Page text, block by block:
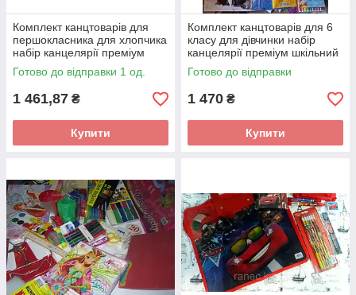
Комплект канцтоварів для
першокласника для хлопчика
набір канцелярії преміум
KOMPPRM
Готово до відправки 1 од.
1 461,87 ₴
Купити
Комплект канцтоварів для 6
класу для дівчинки набір
канцелярії преміум шкільний
KOMP1DPRE
Готово до відправки
1 470 ₴
Купити